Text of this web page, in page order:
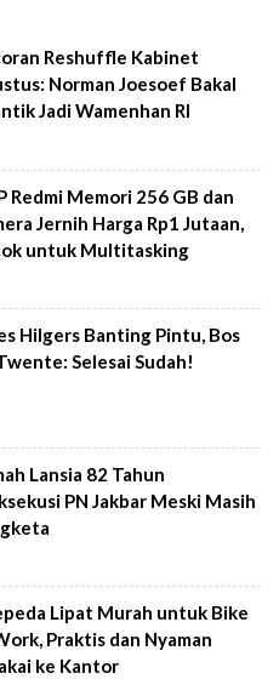
Reshuffle Kabinet
Norman Joesoef Bakal
Jadi Wamenhan RI
Redmi Memori 256 GB dan
Jernih Harga Rp1 Jutaan,
untuk Multitasking
Hilgers Banting Pintu, Bos
Selesai Sudah!
Lansia 82 Tahun
PN Jakbar Meski Masih
Lipat Murah untuk Bike
Praktis dan Nyaman
ke Kantor